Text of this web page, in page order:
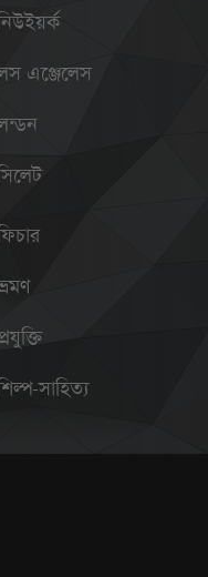
এঞ্জেলেস
সাহিত্য